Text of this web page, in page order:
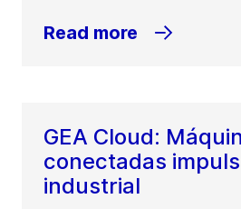
Read more
GEA Cloud:
conectadas
industrial